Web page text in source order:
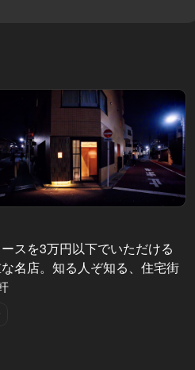
スを3万円以下でいただける
名店。知る人ぞ知る、住宅街